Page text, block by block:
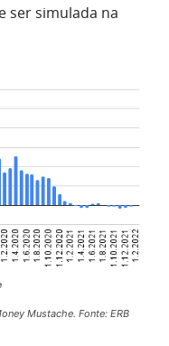
ser simulada na
Mustache. Fonte: ERB